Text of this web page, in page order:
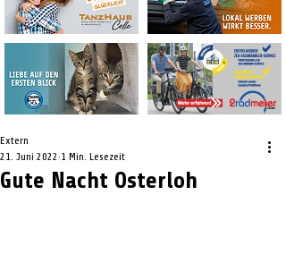
Gute Nacht Osterloh
Extern
21. Juni 2022 1 Min. Lesezeit